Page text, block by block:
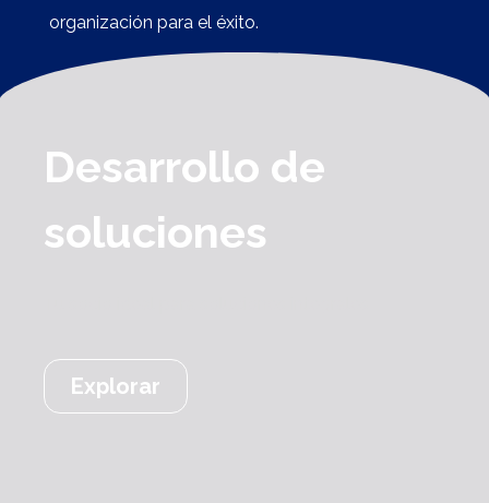
organización para el éxito.
Desarrollo de
soluciones
Explorar